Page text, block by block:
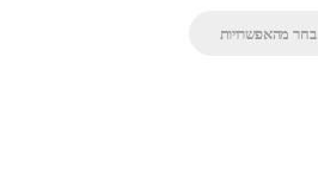
בחר מהאפשרויות